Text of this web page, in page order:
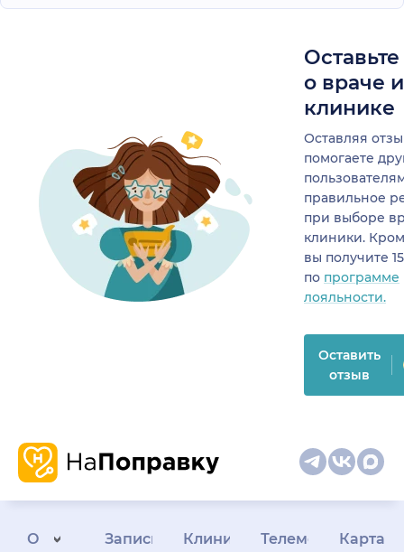
о враче
клинике
Оставляя
помогаете
правильное
при выборе
клиники.
вы получите
по программе
лояльности.
Оставить
отзыв
О
Запись
КлиникамТелемедицина
Карта